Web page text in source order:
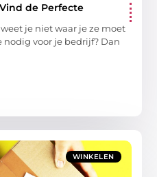
de Perfecte
je niet waar je ze moet
nodig voor je bedrijf? Dan
WINKELEN